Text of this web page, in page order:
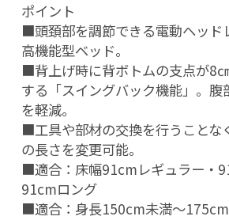
ポイント
■頭頚部を調節できる電動ヘッド
高機能型ベッド。
■背上げ時に背ボトムの支点が8
する「スイングバック機能」。腹
を軽減。
■工具や部材の交換を行うことな
の長さを変更可能。
■適合：床幅91cmレギュラー・
91cmロング
■適合：身長150cm未満～